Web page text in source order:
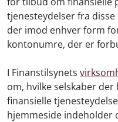
tjenesteydelser fra
der imod enhver form
kontonumre, der er
I Finanstilsynets
om, hvilke selskaber
finansielle
hjemmeside indeholder